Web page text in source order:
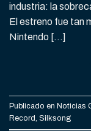
industria: la
El estreno fue tan
Nintendo […]
Publicado en Noticias
Record, Silksong